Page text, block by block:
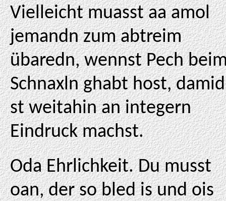
Vielleicht muasst aa amol
jemandn zum abtreim
übaredn, wennst Pech
Schnaxln ghabt host, damid
st weitahin an integern
Eindruck machst.
Oda Ehrlichkeit. Du musst
oan, der so bled is und ois